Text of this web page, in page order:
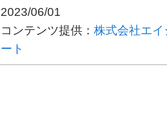
2023/06/01
コンテンツ提供：株式会社エ
ート